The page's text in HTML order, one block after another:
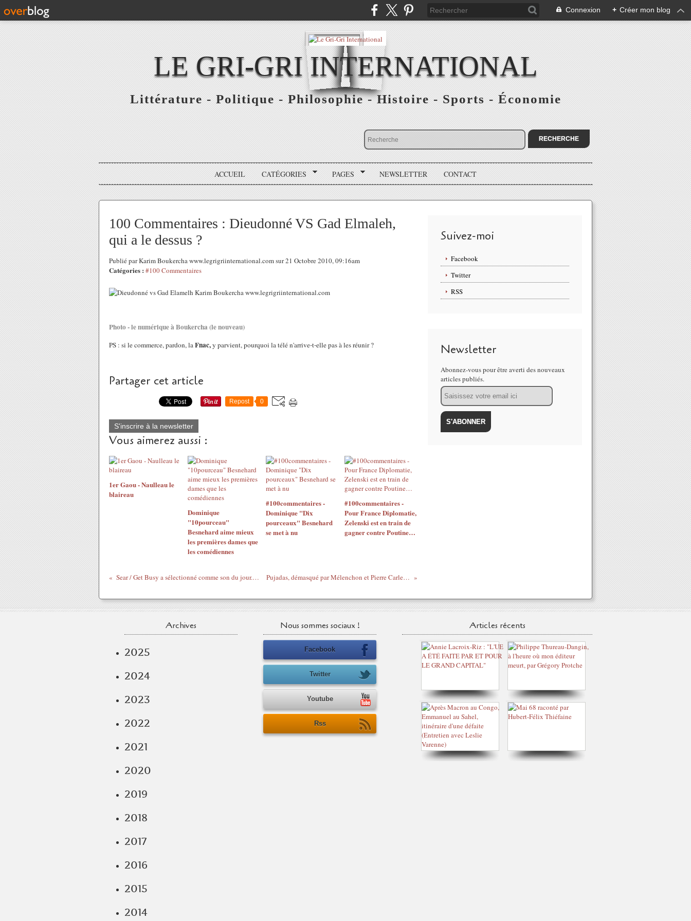
Connexion + Créer mon blog
LE GRI-GRI INTERNATIONAL
Littérature - Politique - Philosophie - Histoire - Sports - Économie
ACCUEIL CATÉGORIES PAGES NEWSLETTER CONTACT
100 Commentaires : Dieudonné VS Gad Elmaleh,
qui a le dessus ?
Publié par Karim Boukercha www.legrigriinternational.com sur 21 Octobre 2010, 09:16am
Catégories : #100 Commentaires
Photo - le numérique à Boukercha (le nouveau)
PS : si le commerce, pardon, laFnac,y parvient, pourquoi la télé n'arrive-t-elle pas à les réunir ?
Partager cet article
Repost 0
S'inscrire à la newsletter
Vous aimerez aussi :
1er Gaou - Naulleau le
blaireau
Dominique
"10pourceau"
Besnehard aime mieux
les premières dames que
les comédiennes
#100commentaires -
Dominique "Dix
pourceaux" Besnehard
se met à nu
#100commentaires -
Pour France Diplomatie,
Zelenski est en train de
gagner contre Poutine…
Sear / Get Busy a sélectionné comme son du jour... Semaine Funk 80 / Francs Moisins 93 Pujadas, démasqué par Mélenchon et Pierre Carles... et révélateur du vrai Schneiderman ?
Suivez-moi
Facebook
Twitter
RSS
Newsletter
Abonnez-vous pour être averti des nouveaux
articles publiés.
Email
Archives
2025
2024
2023
2022
2021
2020
2019
2018
2017
2016
2015
2014
Nous sommes sociaux !
Facebook
Twitter
Youtube
Rss
Articles récents